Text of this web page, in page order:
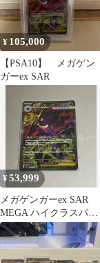
¥ 105,000
【PSA10】 メガゲン
ガーex SAR
¥53,999
メガゲンガーex SAR
MEGA ハイクラスパッ
ク MEGAドリームex
キ…